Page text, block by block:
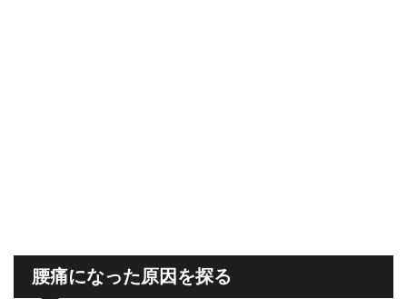
腰痛になった原因を探る